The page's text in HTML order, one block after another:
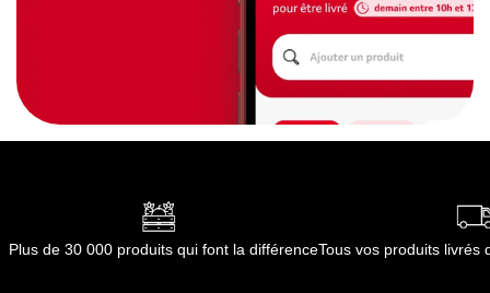
Plus de 30 000 produits qui font la différenceTous vos produits livrés